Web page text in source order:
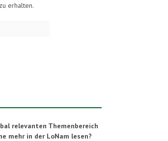
erhalten.
relevanten Themenbereich
mehr in der LoNam lesen?